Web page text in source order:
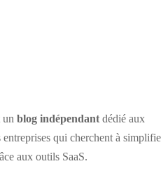
un blog indépendant dédié aux
entreprises qui cherchent à
aux outils SaaS.